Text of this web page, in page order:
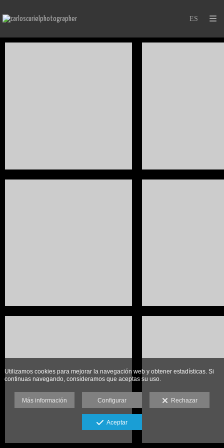
Utilizamos cookies para mejorar la navegación web y obtener estadísticas. Si
continuas navegando, consideramos que aceptas su uso.
Más información Configurar Rechazar
Aceptar